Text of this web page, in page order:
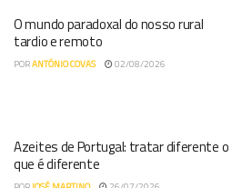
O mundo paradoxal do nosso rural
tardio e remoto
PORANTÓNIO COVAS 02/08/2026
Azeites de Portugal: tratar diferente o
que é diferente